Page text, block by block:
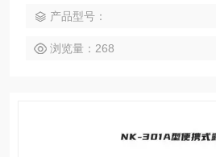
药用洁净压缩空气、《GBT-
分：污染物净化等级》
产品型号：
浏览量：268